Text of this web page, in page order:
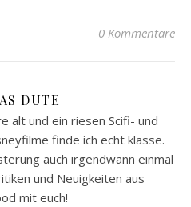
0 Kommentare
DUTE
alt und ein riesen Scifi- und
finde ich echt klasse.
auch irgendwann einmal
und Neuigkeiten aus
mit euch!